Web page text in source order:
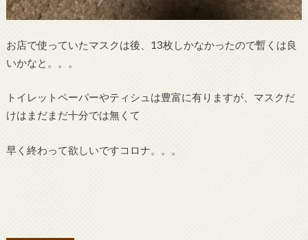
お店で使っていたマスクは後、13枚しかなかったので暫くは良
いかなと。。。
トイレットペーパーやティシュは豊富に有りますが、マスクだ
けはまだまだ十分では無くて
早く終わって欲しいですコロナ。。。